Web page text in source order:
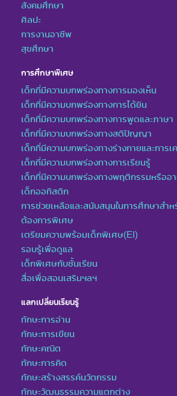
สังคมศึกษา
ศิลปะ
การงานอาชีพ
สุขศึกษา
การศึกษาพิเศษ
เด็กที่มีความบกพร่องทางการมองเห็น
เด็กที่มีความบกพร่องทางการได้ยิน
เด็กที่มีความบกพร่องทางการพูดและภาษา
เด็กที่มีความบกพร่องทางสติปัญญา
เด็กที่มีความบกพร่องทางร่างกายและการเ
เด็กที่มีความบกพร่องทางการเรียนรู้
เด็กที่มีความบกพร่องทางพฤติกรรมหรืออ
เด็กออทิสติก
การช่วยเหลือและสนับสนุนในการศึกษาสำ
ต้องการพิเศษ
เตรียมความพร้อมเด็กพิเศษ(EI)
รอบรู้เพื่อดูแล
เด็กพิเศษกับชั้นเรียน
สื่อเพื่อสอนเสริมฯลฯ
แลกเปลี่ยนเรียนรู้
ทักษะการอ่าน
ทักษะการเขียน
ทักษะคณิต
ทักษะการคิด
ทักษะสร้างสรรค์นวัตกรรม
ทักษะวัฒนธรรมความแตกต่าง